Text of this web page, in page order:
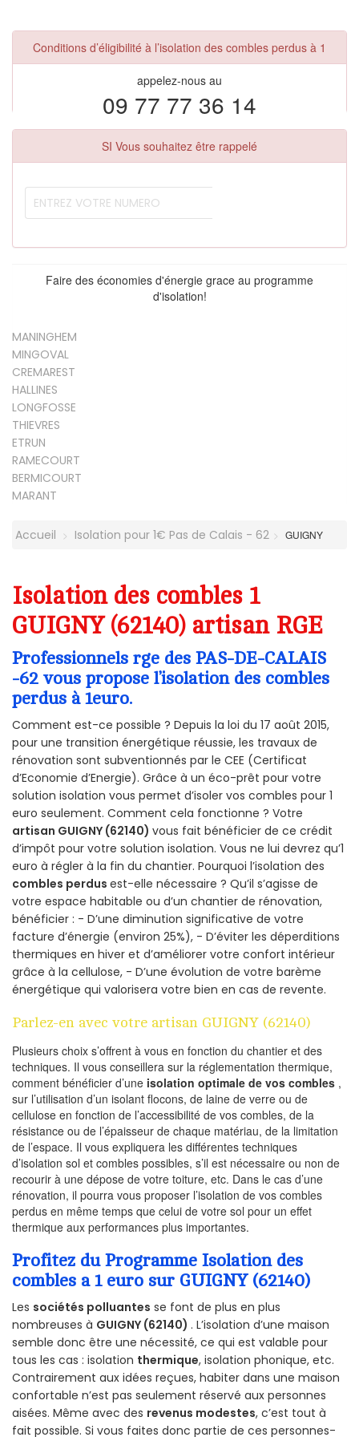
Conditions d’éligibilité à l’isolation des combles perdus à 1
appelez-nous au
09 77 77 36 14
SI Vous souhaitez être rappelé
Faire des économies d'énergie grace au programme
d'isolation!
MANINGHEM
MINGOVAL
CREMAREST
HALLINES
LONGFOSSE
THIEVRES
ETRUN
RAMECOURT
BERMICOURT
MARANT
Accueil Isolation pour 1€ Pas de Calais - 62 GUIGNY
Isolation des combles 1
GUIGNY (62140) artisan RGE
Professionnels rge des PAS-DE-CALAIS
-62 vous propose l’isolation des combles
perdus à 1euro.
Comment est-ce possible ? Depuis la loi du 17 août 2015,
pour une transition énergétique réussie, les travaux de
rénovation sont subventionnés par le CEE (Certificat
d’Economie d’Energie). Grâce à un éco-prêt pour votre
solution isolation vous permet d’isoler vos combles pour 1
euro seulement. Comment cela fonctionne ? Votre
artisan GUIGNY (62140) vous fait bénéficier de ce crédit
d’impôt pour votre solution isolation. Vous ne lui devrez qu’1
euro à régler à la fin du chantier. Pourquoi l’isolation des
combles perdus est-elle nécessaire ? Qu’il s’agisse de
votre espace habitable ou d’un chantier de rénovation,
bénéficier : - D’une diminution significative de votre
facture d’énergie (environ 25%), - D’éviter les déperditions
thermiques en hiver et d’améliorer votre confort intérieur
grâce à la cellulose, - D’une évolution de votre barème
énergétique qui valorisera votre bien en cas de revente.
Parlez-en avec votre artisan GUIGNY (62140)
Plusieurs choix s’offrent à vous en fonction du chantier et des
techniques. Il vous conseillera sur la réglementation thermique,
comment bénéficier d’une isolation optimale de vos combles ,
sur l’utilisation d’un isolant flocons, de laine de verre ou de
cellulose en fonction de l’accessibilité de vos combles, de la
résistance ou de l’épaisseur de chaque matériau, de la limitation
de l’espace. Il vous expliquera les différentes techniques
d’isolation sol et combles possibles, s’il est nécessaire ou non de
recourir à une dépose de votre toiture, etc. Dans le cas d’une
rénovation, il pourra vous proposer l’isolation de vos combles
perdus en même temps que celui de votre sol pour un effet
thermique aux performances plus importantes.
Profitez du Programme Isolation des
combles a 1 euro sur GUIGNY (62140)
Les sociétés polluantes se font de plus en plus
nombreuses à GUIGNY (62140) . L’isolation d’une maison
semble donc être une nécessité, ce qui est valable pour
tous les cas : isolation thermique, isolation phonique, etc.
Contrairement aux idées reçues, habiter dans une maison
confortable n’est pas seulement réservé aux personnes
aisées. Même avec des revenus modestes, c’est tout à
fait possible. Si vous faites donc partie de ces personnes-